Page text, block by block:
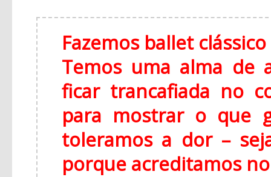
Fazemos ballet
Temos uma alma de
ficar trancafiada no
para mostrar o que
toleramos a dor –
porque acreditamos